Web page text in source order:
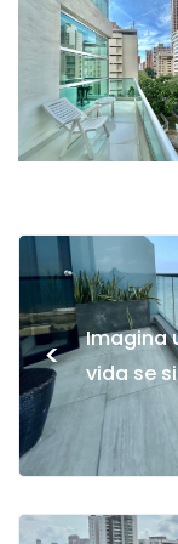
<
Imagina
vida se